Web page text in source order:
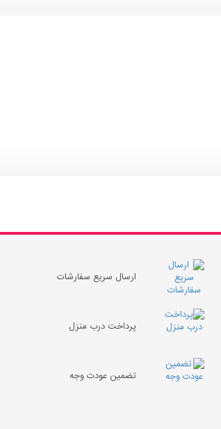
ارسال سریع سفارشات
پرداخت درب منزل
تضمین عودت وجه